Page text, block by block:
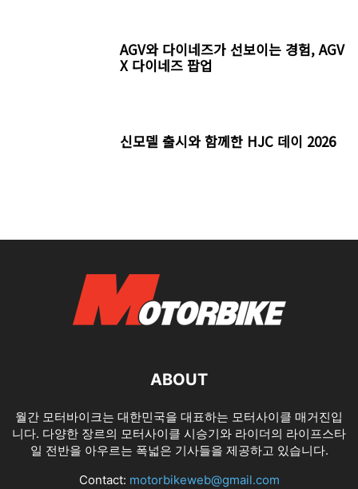
AGV와 다이네즈가 선보이는 경험, AGV
X 다이네즈 팝업
신모델 출시와 함께한 HJC 데이 2026
ABOUT
월간 모터바이크는 대한민국을 대표하는 모터사이클 매거진입
니다. 다양한 장르의 모터사이클 시승기와 라이더의 라이프스타
일 전반을 아우르는 폭넓은 기사들을 제공하고 있습니다.
Contact: motorbikeweb@gmail.com